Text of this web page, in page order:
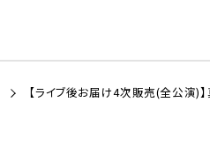
【ライブ後お届け4次販売(全公演)